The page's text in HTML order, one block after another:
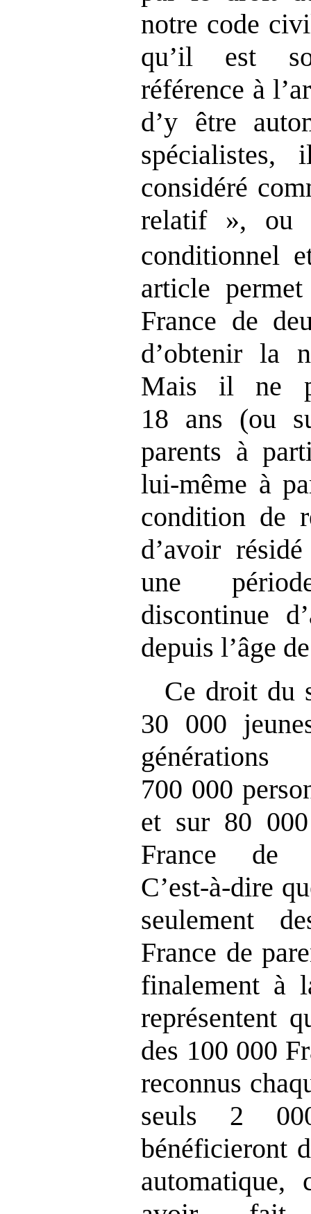
notre code
qu’il est
référence à
d’y être
considéré
relatif », ou
conditionnel
article
France de
d’obtenir la
Mais il ne
18 ans (ou
parents à
lui‑même à
condition de
d’avoir
une
discontinue
depuis l’âge
Ce droit du
30 000
700 000
et sur 80 000
France de
C’est‑à‑dire
seulement
France de
finalement à
représentent
des 100 000
reconnus
seuls 2
bénéficieront
automatique,